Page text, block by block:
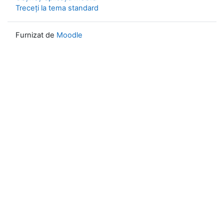
Treceți la tema standard
Furnizat de Moodle